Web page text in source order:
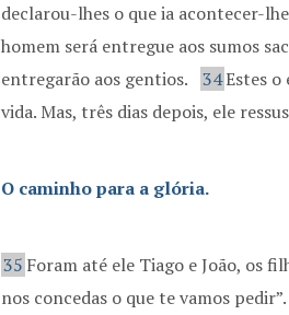
declarou-lhes o que ia acontecer-
homem será entregue aos sumos
entregarão aos gentios.
34Estes
vida. Mas, três dias depois, ele
O caminho para a glória.
35 Foram até ele Tiago e João, os
nos concedas o que te vamos pedir”.